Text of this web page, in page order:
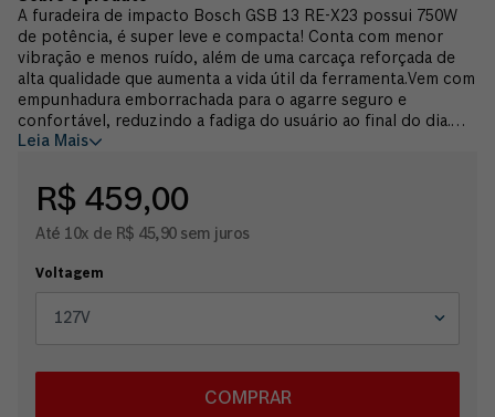
A furadeira de impacto Bosch GSB 13 RE-X23 possui 750W
de potência, é super leve e compacta! Conta com menor
vibração e menos ruído, além de uma carcaça reforçada de
alta qualidade que aumenta a vida útil da ferramenta.Vem com
empunhadura emborrachada para o agarre seguro e
confortável, reduzindo a fadiga do usuário ao final do dia.
Além disso, possui interruptor de velocidade variável e
perfuração em concreto, alvenaria, madeira e metal com e
sem impacto. Ideal para pedreiros, marceneiros,
carpinteiros, instaladores em geral, vidraceiros, oficinas de
de impacto Bosch GSB 13 RE-X23 acompanha: 1 chave de
profundidade, manual e 23 acessórios (4 brocas para
Leia Mais
R$ 459,00
Até 10x de R$ 45,90 sem juros
Voltagem
127V
COMPRAR